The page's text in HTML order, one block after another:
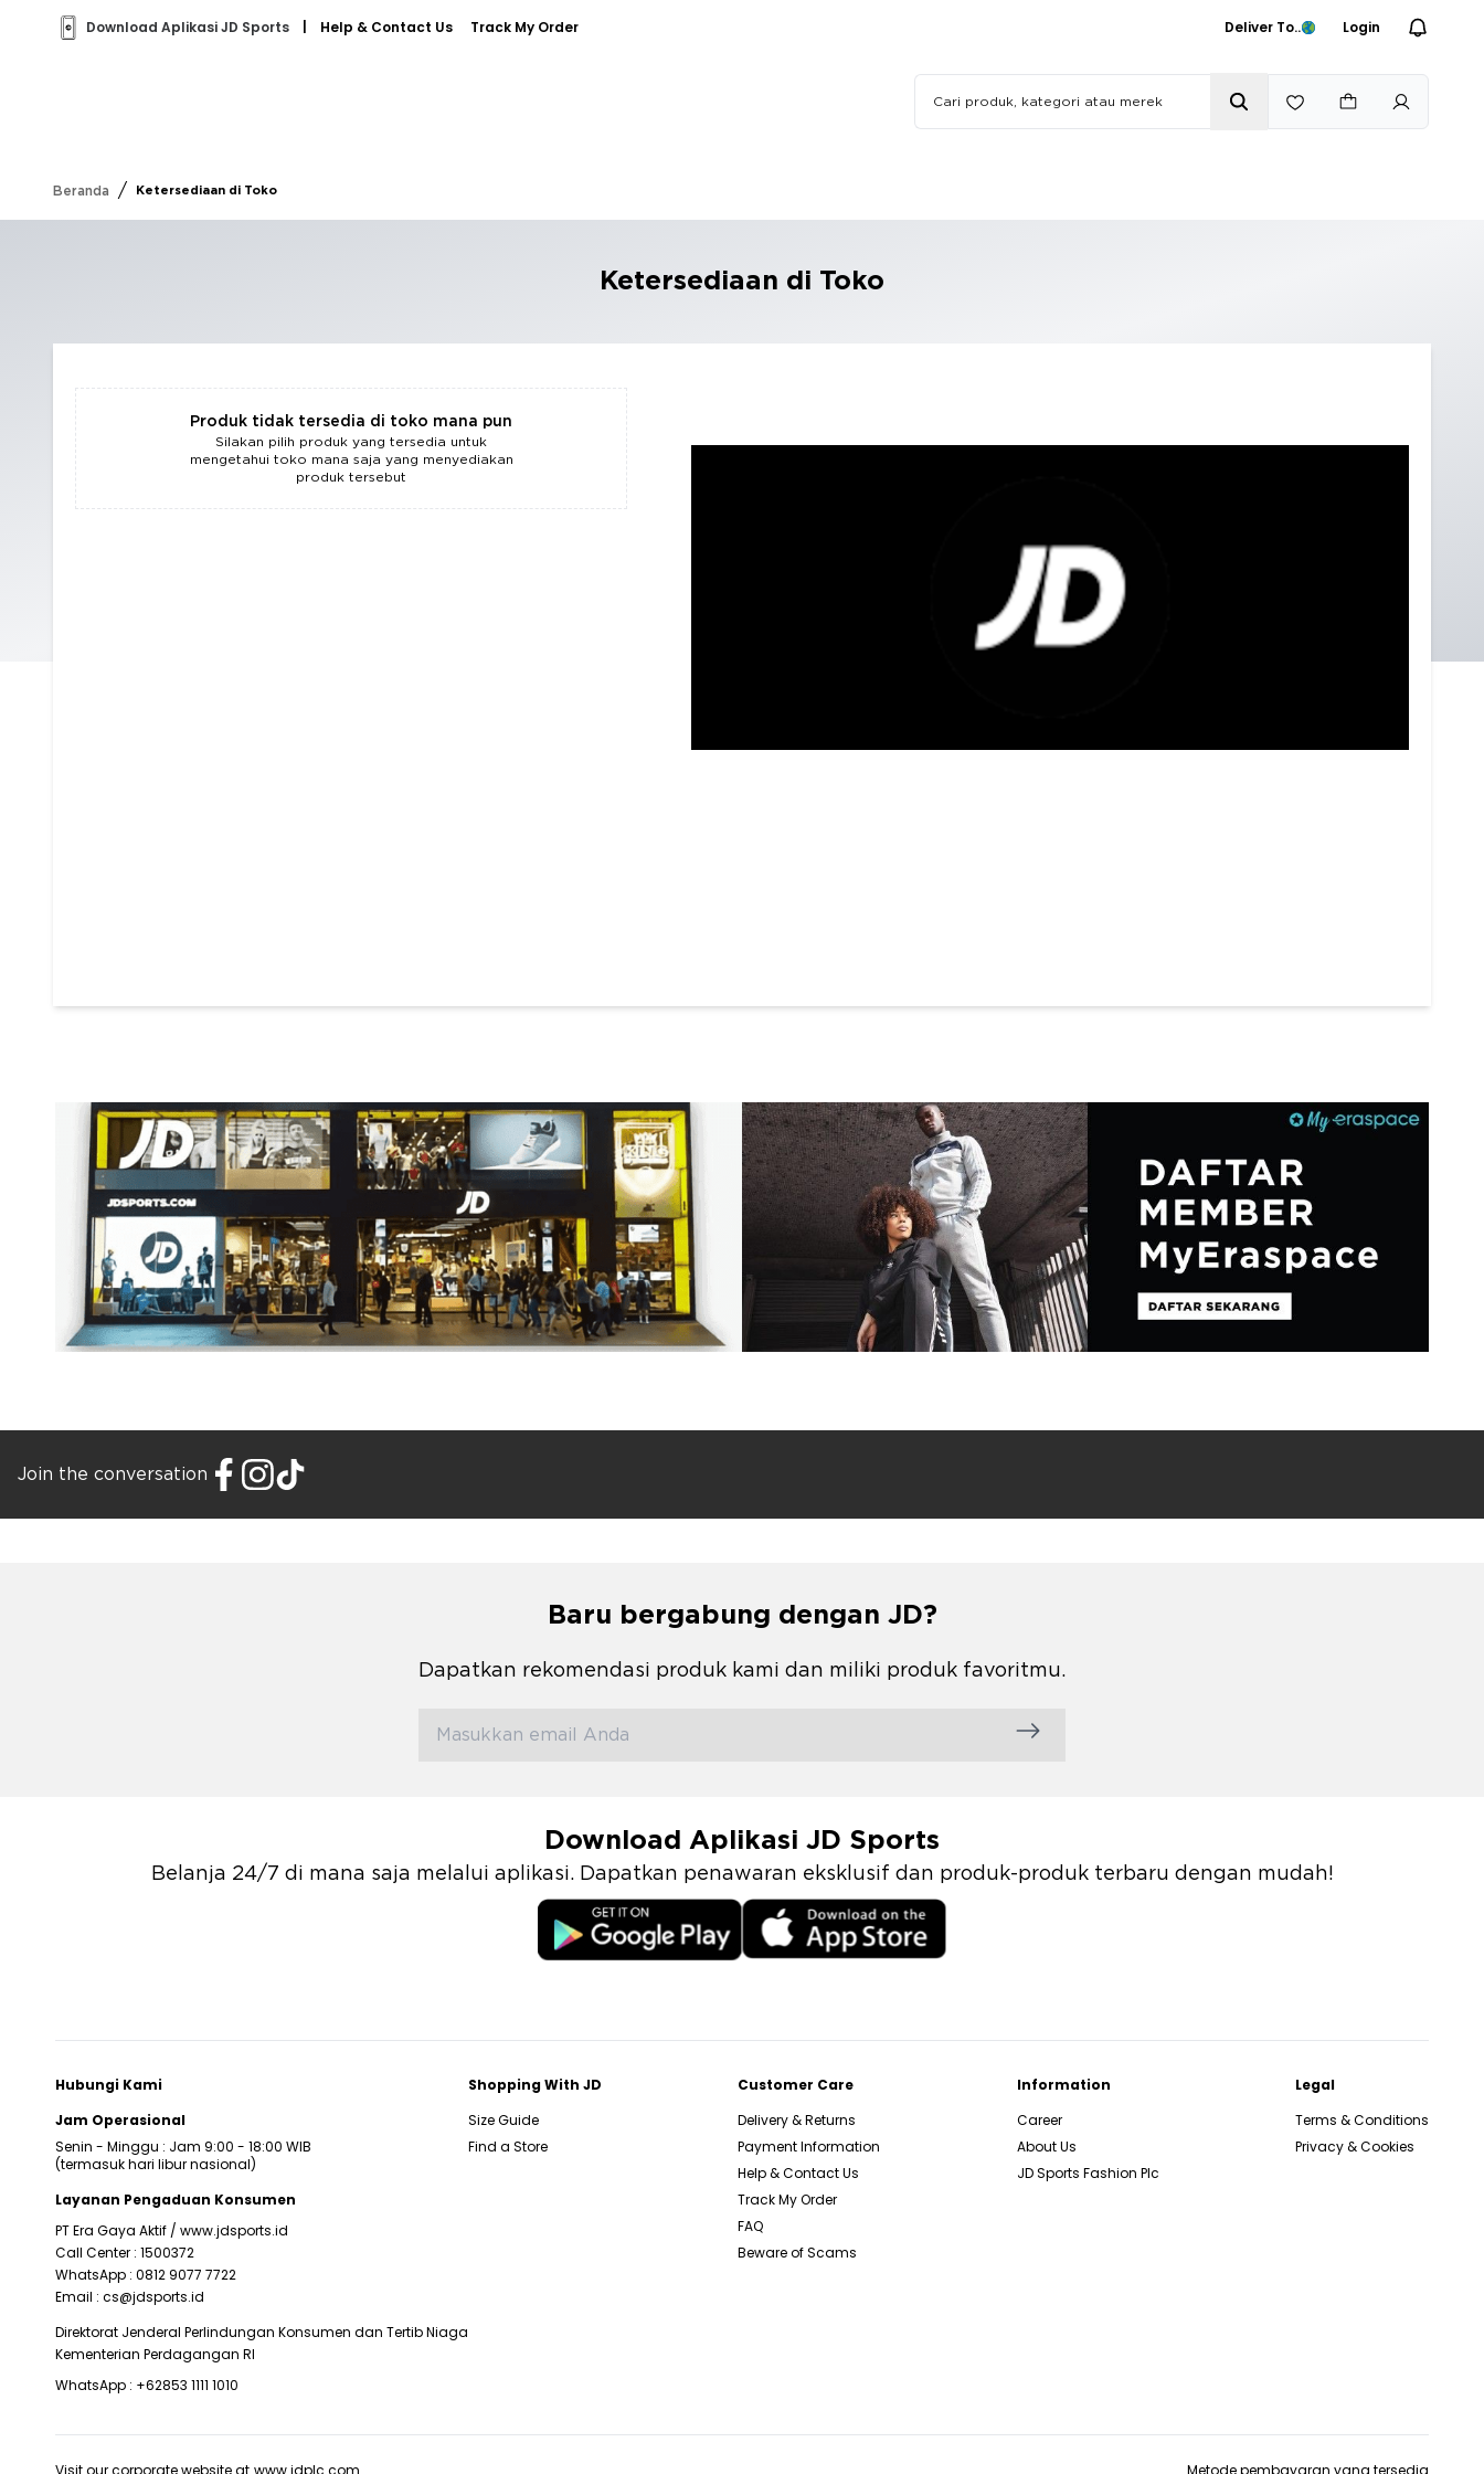
Download Aplikasi JD Sports Help & Contact Us Track My Order Deliver To.. Login
Beranda / Ketersediaan di Toko
Ketersediaan di Toko
Produk tidak tersedia di toko mana pun
Silakan pilih produk yang tersedia untuk
mengetahui toko mana saja yang menyediakan
produk tersebut
Join the conversation
Baru bergabung dengan JD?
Dapatkan rekomendasi produk kami dan miliki produk favoritmu.
Download Aplikasi JD Sports
Belanja 24/7 di mana saja melalui aplikasi. Dapatkan penawaran eksklusif dan produk-produk terbaru dengan mudah!
Hubungi Kami
Jam Operasional
Senin - Minggu : Jam 9:00 - 18:00 WIB
(termasuk hari libur nasional)
Layanan Pengaduan Konsumen
PT Era Gaya Aktif / www.jdsports.id
Call Center : 1500372
WhatsApp : 0812 9077 7722
Email : cs@jdsports.id
Direktorat Jenderal Perlindungan Konsumen dan Tertib Niaga
Kementerian Perdagangan RI
WhatsApp : +62853 1111 1010
Shopping With JD
Size Guide
Find a Store
Customer Care
Delivery & Returns
Payment Information
Help & Contact Us
Track My Order
FAQ
Beware of Scams
Information
Career
About Us
JD Sports Fashion Plc
Legal
Terms & Conditions
Privacy & Cookies
Visit our corporate website at www.jdplc.com Metode pembayaran yang tersedia